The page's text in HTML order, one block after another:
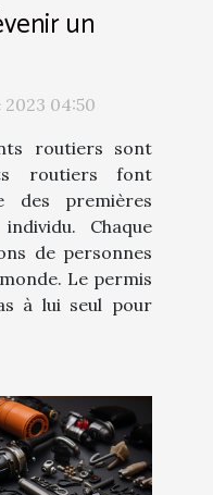
un
04:50
routiers sont
routiers font
des premières
Chaque
de personnes
Le permis
à lui seul pour